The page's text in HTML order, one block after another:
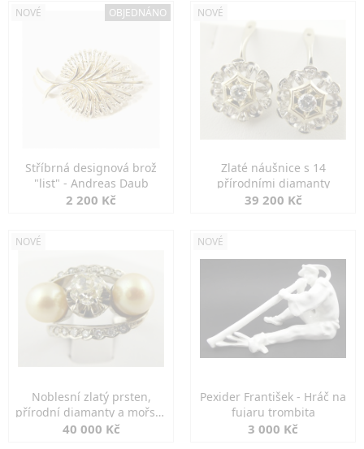
NOVÉ OBJEDNÁNO
Stříbrná designová brož
"list" - Andreas Daub
2 200 Kč
NOVÉ
Zlaté náušnice s 14
přírodními diamanty
39 200 Kč
NOVÉ
Noblesní zlatý prsten,
přírodní diamanty a mořské
perly
40 000 Kč
NOVÉ
Pexider František - Hráč na
fujaru trombita
3 000 Kč